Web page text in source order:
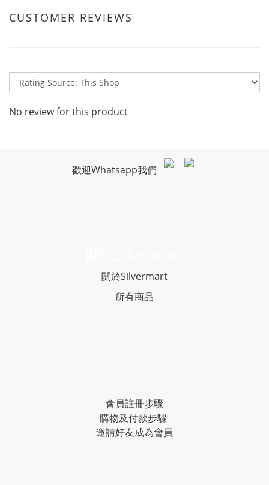
CUSTOMER REVIEWS
No review for this product
歡迎Whatsapp我們
關於Silvermart
所有商品
會員註冊步驟
購物及付款步驟
邀請好友成為會員